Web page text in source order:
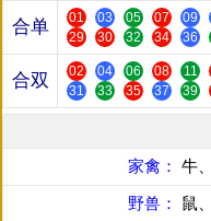
合单 01 03 05 07 09
29
30 32 34 36
合双 02 04 06 08 11
31
33 35 37 39
家禽： 牛
野兽： 鼠